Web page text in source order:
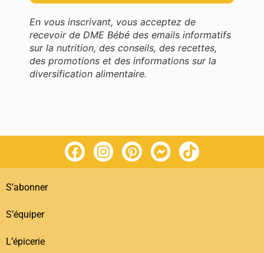
En vous inscrivant, vous acceptez de
recevoir de DME Bébé des emails informatifs
sur la nutrition, des conseils, des recettes,
des promotions et des informations sur la
diversification alimentaire.
S’abonner
S’équiper
L’épicerie